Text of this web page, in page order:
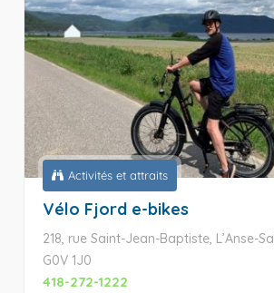
Activités et attraits
Vélo Fjord e-bikes
218, rue Saint-Jean-Baptiste, L’Anse-
G0V 1J0
418-272-1222